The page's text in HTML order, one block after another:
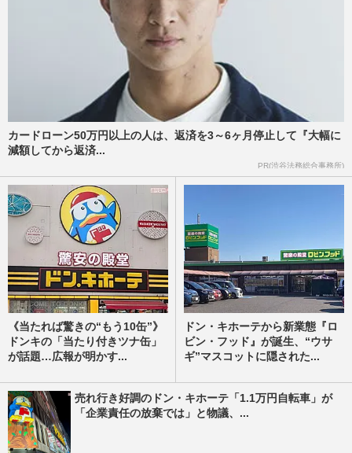
カードローン50万円以上の人は、返済を3～6ヶ月停止して『大幅に
減額してから返済...
PR(渋谷法務総合事務所)
《当たれば驚きの“もう10缶”》
ドンキの「当たり付きツナ缶」
が話題…広報が明かす...
ドン・キホーテから新業態『ロ
ビン・フッド』が誕生、“ウサ
ギ”マスコットに隠された...
売れ行き好調のドン・キホーテ「1.1万円自転車」が
「企業責任の放棄では」と物議、...